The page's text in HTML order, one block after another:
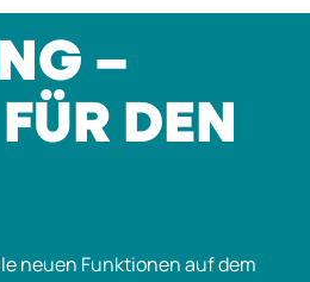
–
DEN
neuen Funktionen auf dem